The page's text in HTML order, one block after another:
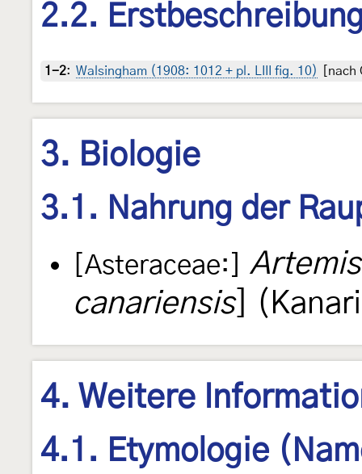
2.2.
1-2: Walsingham (1908: 1012 + pl. LIII fig. 10) [nach
3. Biologie
3.1. Nahrung der
[Asteraceae:]
canariensis]
4. Weitere
4.1. Etymologie